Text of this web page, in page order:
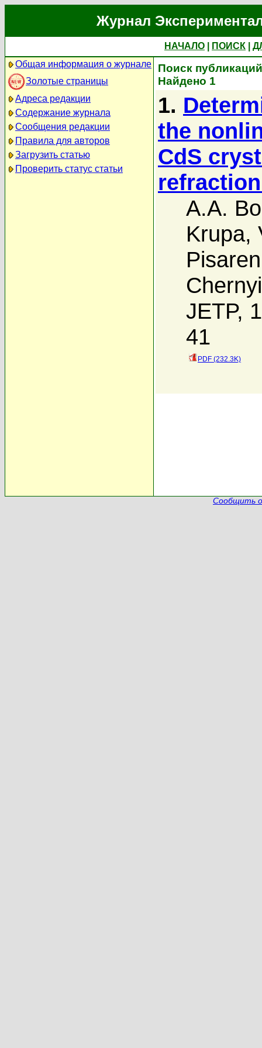
Журнал
НАЧАЛО ПОИСК
Общая информация о журнале
Золотые страницы
Адреса редакции
Содержание журнала
Сообщения редакции
Правила для авторов
Загрузить статью
Проверить статус статьи
Поиск
Найдено 1
1.
the
CdS
A.A.
Krupa,
Chernyi
JETP,
41
PDF (232.3K)
Сообщить о